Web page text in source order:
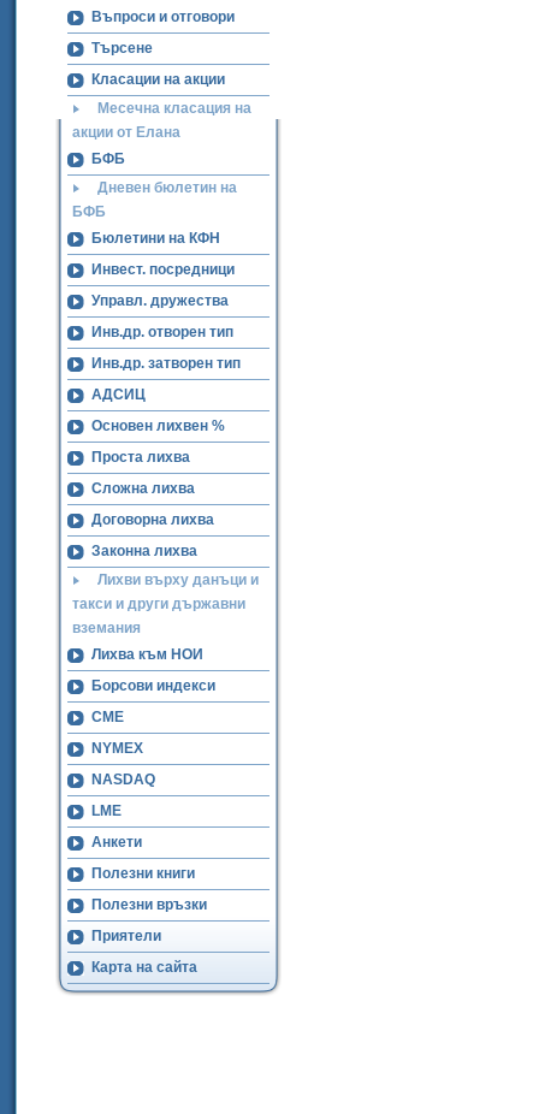
Въпроси и отговори
Търсене
Класации на акции
Месечна класация на
акции от Елана
БФБ
Дневен бюлетин на
БФБ
Бюлетини на КФН
Инвест. посредници
Управл. дружества
Инв.др. отворен тип
Инв.др. затворен тип
АДСИЦ
Основен лихвен %
Проста лихва
Сложна лихва
Договорна лихва
Законна лихва
Лихви върху данъци и
такси и други държавни
вземания
Лихва към НОИ
Борсови индекси
CME
NYMEX
NASDAQ
LME
Анкети
Полезни книги
Полезни връзки
Приятели
Карта на сайта